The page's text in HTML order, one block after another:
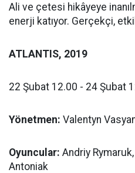
Ali ve çetesi hikâyeye
enerji katıyor. Gerçekçi,
ATLANTIS, 2019
22 Şubat 12.00 - 24 Şubat
Yönetmen: Valentyn
Oyuncular: Andriy
Antoniak